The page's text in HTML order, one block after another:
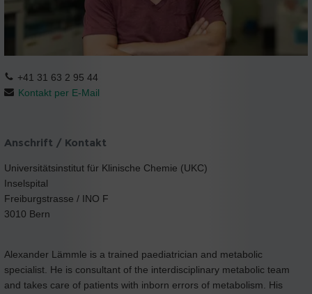
+41 31 63 2 95 44
Kontakt per E-Mail
Anschrift / Kontakt
Universitätsinstitut für Klinische Chemie (UKC)
Inselspital
Freiburgstrasse / INO F
3010 Bern
Alexander Lämmle is a trained paediatrician and metabolic
specialist. He is consultant of the interdisciplinary metabolic team
and takes care of patients with inborn errors of metabolism. His